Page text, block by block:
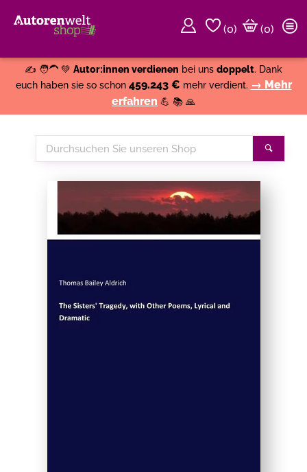
(0)
(0)
✍️ 🧑‍🦱 💚 Autor:innen verdienen bei uns doppelt. Dank
euch haben sie so schon 459.243 € mehr verdient. → Mehr
erfahren 💪 📚 🙏
Durchsuchen
Sie